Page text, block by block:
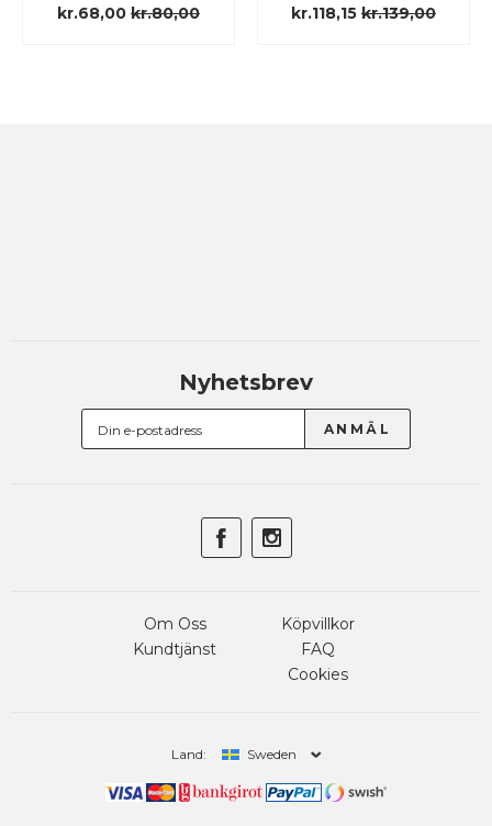
kr.68,00 kr.80,00 kr.118,15 kr.139,00
Nyhetsbrev
Om Oss
Kundtjänst
Köpvillkor
FAQ
Cookies
Land: Sweden